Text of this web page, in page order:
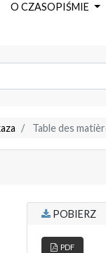
O CZASOPIŚMIE
Table des
POBIERZ
PDF